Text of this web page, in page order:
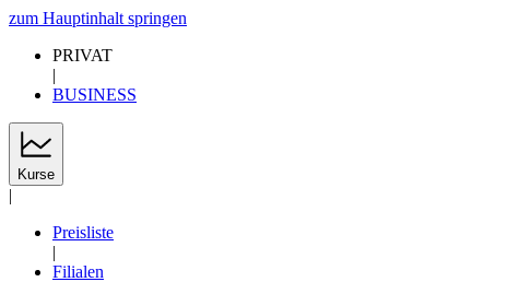
zum Hauptinhalt springen
PRIVAT
|
BUSINESS
Kurse
|
Preisliste
|
Filialen